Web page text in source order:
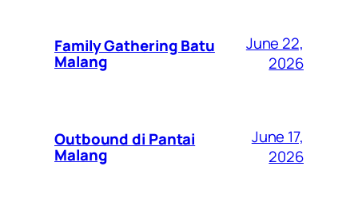
Family Gathering Batu
Malang
June 22,
2026
Outbound di Pantai
Malang
June 17,
2026